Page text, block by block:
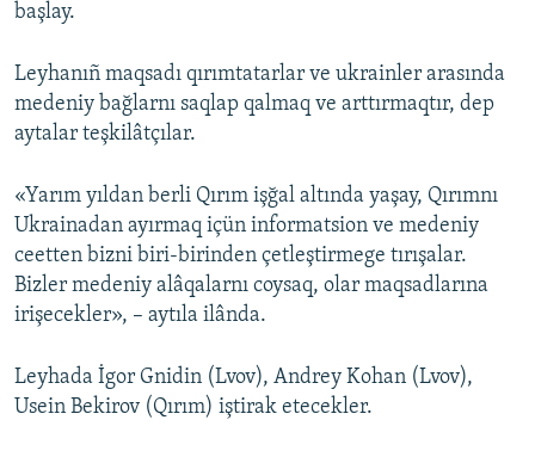
başlay.
Leyhanıñ maqsadı qırımtatarlar ve ukrainler arasında
medeniy bağlarnı saqlap qalmaq ve arttırmaqtır, dep
aytalar teşkilâtçılar.
«Yarım yıldan berli Qırım işğal altında yaşay, Qırımnı
Ukrainadan ayırmaq içün informatsion ve medeniy
ceetten bizni biri-birinden çetleştirmege tırışalar.
Bizler medeniy alâqalarnı coysaq, olar maqsadlarına
irişecekler», – aytıla ilânda.
Leyhada İgor Gnidin (Lvov), Andrey Kohan (Lvov),
Usein Bekirov (Qırım) iştirak etecekler.